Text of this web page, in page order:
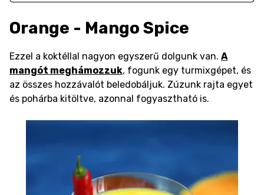
Orange - Mango Spice
Ezzel a koktéllal nagyon egyszerű dolgunk van. A
mangót meghámozzuk, fogunk egy turmixgépet, és
az összes hozzávalót beledobáljuk. Zúzunk rajta egyet
és pohárba kitöltve, azonnal fogyasztható is.